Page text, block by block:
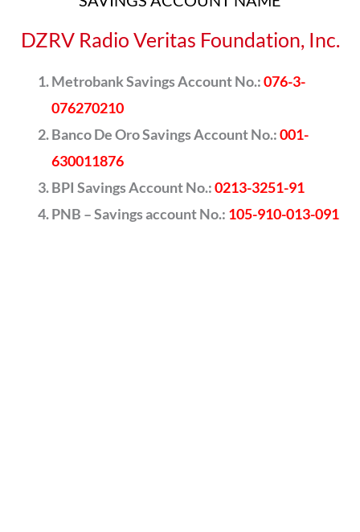
DZRV Radio Veritas Foundation, Inc.
Metrobank Savings Account No.:076-3-
076270210
Banco De Oro Savings Account No.:001-
630011876
BPI Savings Account No.:0213-3251-91
PNB – Savings account No.: 105-910-013-091